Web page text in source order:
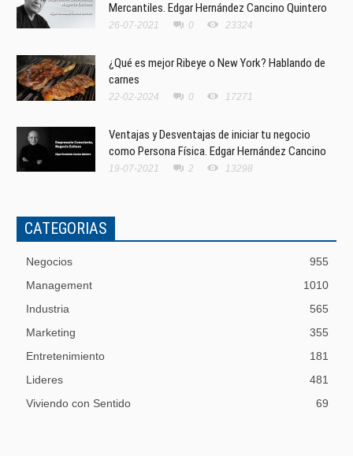
Mercantiles. Edgar Hernández Cancino Quintero
26-07-2021 0 23324
¿Qué es mejor Ribeye o New York? Hablando de
carnes
22-02-2024 0 17271
Ventajas y Desventajas de iniciar tu negocio
como Persona Física. Edgar Hernández Cancino
19-07-2021 2 13298
CATEGORIAS
Negocios
955
Management
1010
Industria
565
Marketing
355
Entretenimiento
181
Lideres
481
Viviendo con Sentido
69